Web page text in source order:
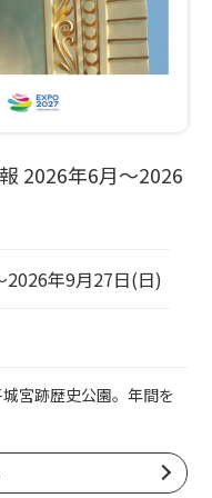
2026年6月～2026
年9月27日(日)
宮跡歴史公園。年間を